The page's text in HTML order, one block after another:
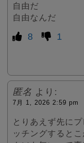
自由だ
自由なんだ
8 1
匿名 より:
7月 1, 2026 2:59 pm
とりあえず先に
ッチングすると